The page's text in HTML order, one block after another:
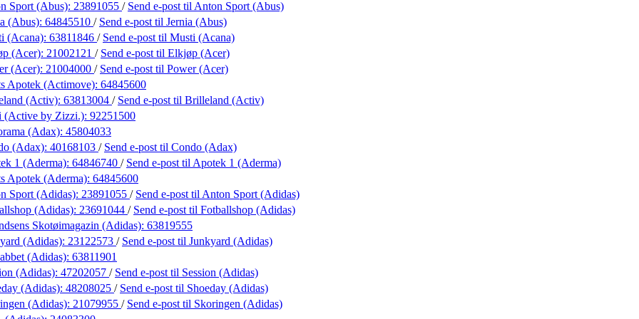
Sport (Abus): 23891055 / Send e-post til Anton Sport (Abus)
(Abus): 64845510 / Send e-post til Jernia (Abus)
(Acana): 63811846 / Send e-post til Musti (Acana)
(Acer): 21002121 / Send e-post til Elkjøp (Acer)
(Acer): 21004000 / Send e-post til Power (Acer)
Apotek (Actimove): 64845600
(Activ): 63813004 / Send e-post til Brilleland (Activ)
(Active by Zizzi.): 92251500
(Adax): 45804033
(Adax): 40168103 / Send e-post til Condo (Adax)
1 (Aderma): 64846740 / Send e-post til Apotek 1 (Aderma)
Apotek (Aderma): 64845600
Sport (Adidas): 23891055 / Send e-post til Anton Sport (Adidas)
(Adidas): 23691044 / Send e-post til Fotballshop (Adidas)
Skotøimagazin (Adidas): 63819555
(Adidas): 23122573 / Send e-post til Junkyard (Adidas)
(Adidas): 63811901
(Adidas): 47202057 / Send e-post til Session (Adidas)
(Adidas): 48208025 / Send e-post til Shoeday (Adidas)
(Adidas): 21079955 / Send e-post til Skoringen (Adidas)